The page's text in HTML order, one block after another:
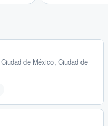
Ciudad de México, Ciudad de